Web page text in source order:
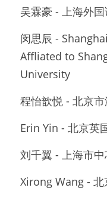
吴霖豪 - 上海外
闵思辰 -
Affliated to
University
程怡歆悦 - 北京
Erin Yin - 北京英
刘千翼 - 上海市
Xirong Wang - 北